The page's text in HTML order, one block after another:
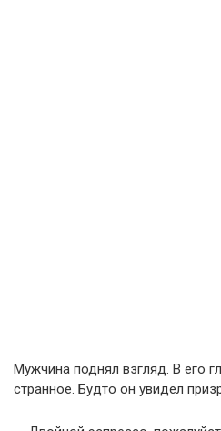
Мужчина поднял взгляд. В его
странное. Будто он увидел